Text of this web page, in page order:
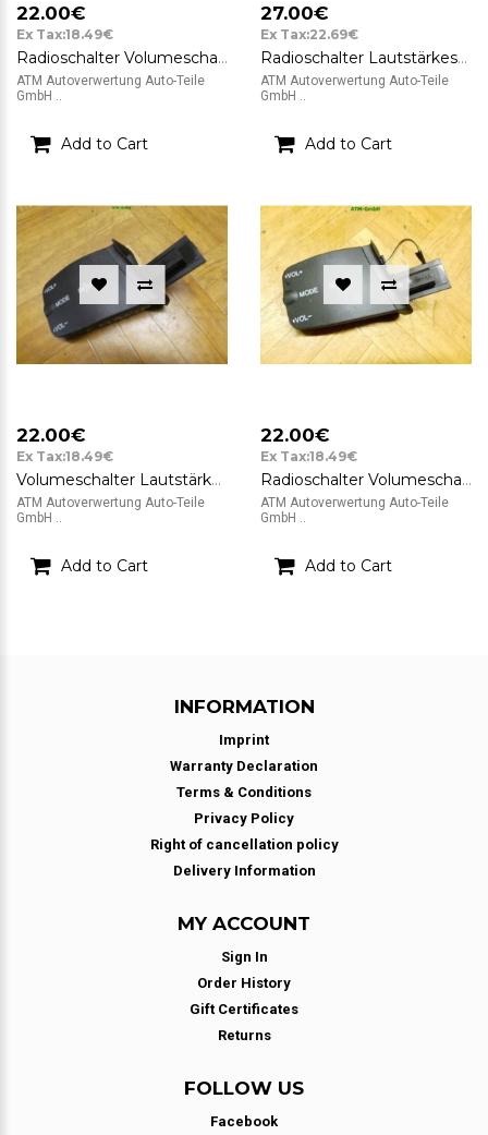
22.00€
Ex Tax:18.49€
Radioschalter Volumeschalter Lautstärkeschalter Ford Focus 2 II
ATM Autoverwertung Auto-Teile
GmbH ..
Add to Cart
27.00€
Ex Tax:22.69€
Radioschalter Lautstärkeschalter Schalter Ford Focus C-Max
ATM Autoverwertung Auto-Teile
GmbH ..
Add to Cart
22.00€
Ex Tax:18.49€
Volumeschalter Lautstärkeschalter Schalter Ford Focus C-Max
ATM Autoverwertung Auto-Teile
GmbH ..
Add to Cart
22.00€
Ex Tax:18.49€
Radioschalter Volumeschalter Lautstärkeschalter Schalter Ford Focus 2 II
ATM Autoverwertung Auto-Teile
GmbH ..
Add to Cart
INFORMATION
Imprint
Warranty Declaration
Terms & Conditions
Privacy Policy
Right of cancellation policy
Delivery Information
MY ACCOUNT
Sign In
Order History
Gift Certificates
Returns
FOLLOW US
Facebook